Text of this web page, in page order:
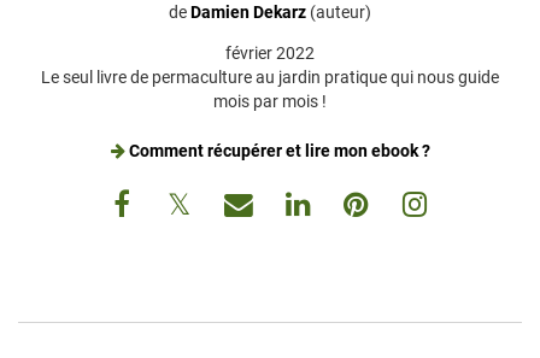
deDamien Dekarz (auteur)
février 2022
Le seul livre de permaculture au jardin pratique qui nous guide
mois par mois !
Comment récupérer et lire mon ebook ?